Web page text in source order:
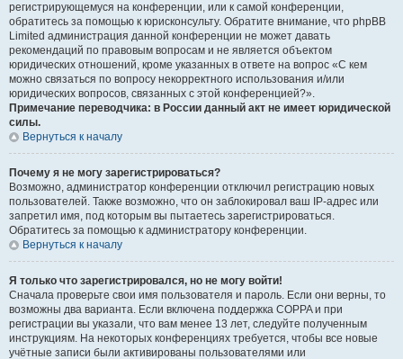
регистрирующемуся на конференции, или к самой конференции,
обратитесь за помощью к юрисконсульту. Обратите внимание, что phpBB
Limited администрация данной конференции не может давать
рекомендаций по правовым вопросам и не является объектом
юридических отношений, кроме указанных в ответе на вопрос «С кем
можно связаться по вопросу некорректного использования и/или
юридических вопросов, связанных с этой конференцией?».
Примечание переводчика: в России данный акт не имеет юридической
силы.
Вернуться к началу
Почему я не могу зарегистрироваться?
Возможно, администратор конференции отключил регистрацию новых
пользователей. Также возможно, что он заблокировал ваш IP-адрес или
запретил имя, под которым вы пытаетесь зарегистрироваться.
Обратитесь за помощью к администратору конференции.
Вернуться к началу
Я только что зарегистрировался, но не могу войти!
Сначала проверьте свои имя пользователя и пароль. Если они верны, то
возможны два варианта. Если включена поддержка COPPA и при
регистрации вы указали, что вам менее 13 лет, следуйте полученным
инструкциям. На некоторых конференциях требуется, чтобы все новые
учётные записи были активированы пользователями или